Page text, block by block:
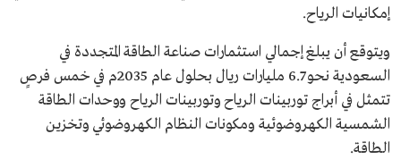
إمكانيات الرياح.
ويتوقع أن يبلغ إجمالي استثمارات صناعة الطاقة المتجددة في
السعودية نحو 6.7 مليارات ريال بحلول عام 2035م في خمس فرصٍ
تتمثل في أبراج توربينات الرياح وتوربينات الرياح ووحدات الطاقة
الشمسية الكهروضوئية ومكونات النظام الكهروضوئي وتخزين
الطاقة.